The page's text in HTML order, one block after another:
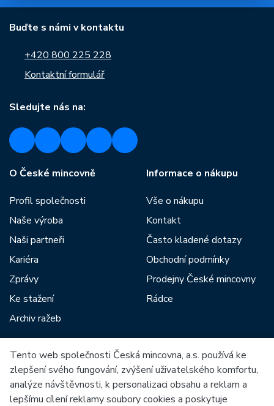
Buďte s námi v kontaktu
+420 800 225 228
Kontaktní formulář
Sledujte nás na:
O České mincovně
Profil společnosti
Naše výroba
Naši partneři
Kariéra
Zprávy
Ke stažení
Archiv ražeb
Informace o nákupu
Vše o nákupu
Kontakt
Často kladené dotazy
Obchodní podmínky
Prodejny České mincovny
Rádce
Mezi naše partnery patří:
Tento web společnosti Česká mincovna, a.s. používá ke
zlepšení svého fungování, zvýšení uživatelského komfortu,
analýze návštěvnosti, k personalizaci obsahu a reklam a
lepšímu cílení reklamy soubory cookies a poskytuje